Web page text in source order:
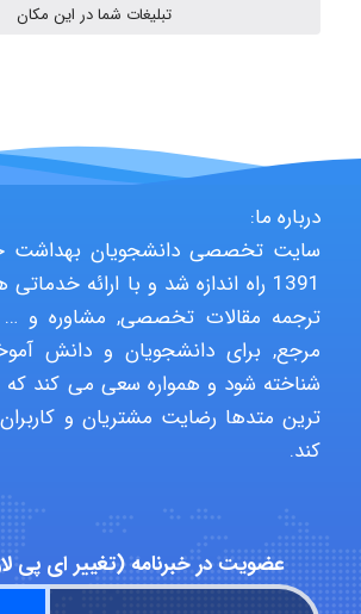
تبلیغات شما در این مکان
درباره ما:
سایت تخصصی دانشجویان بهداشت
1391 راه اندازه شد و با ارائه
ترجمه مقالات تخصصی, مشاوره و …
مرجع, برای دانشجویان و دانش
شناخته شود و همواره سعی می کند که
ترین متدها رضایت مشتریان و
کند.
عضویت در خبرنامه (تغییر ای پی